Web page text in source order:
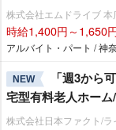
株式会社エムドライブ 本
時給1,400円～1,650
アルバイト・パート / 神
NEW
「週3から
宅型有料老人ホー
株式会社日本ファクト/